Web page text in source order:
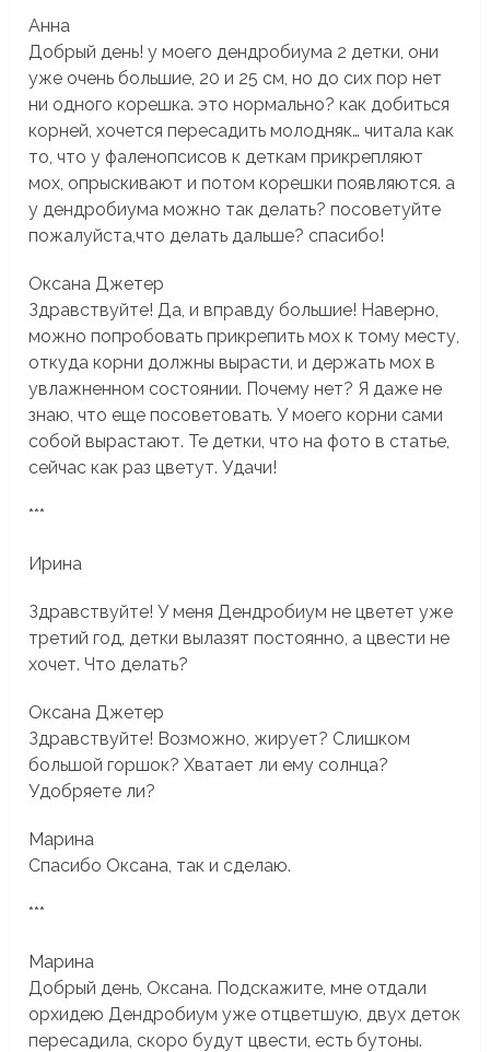
Анна
Добрый день! у моего дендробиума 2 детки, они
уже очень большие, 20 и 25 см, но до сих пор нет
ни одного корешка. это нормально? как добиться
корней, хочется пересадить молодняк… читала как
то, что у фаленопсисов к деткам прикрепляют
мох, опрыскивают и потом корешки появляются. а
у дендробиума можно так делать? посоветуйте
пожалуйста,что делать дальше? спасибо!
Оксана Джетер
Здравствуйте! Да, и вправду большие! Наверно,
можно попробовать прикрепить мох к тому месту,
откуда корни должны вырасти, и держать мох в
увлажненном состоянии. Почему нет? Я даже не
знаю, что еще посоветовать. У моего корни сами
собой вырастают. Те детки, что на фото в статье,
сейчас как раз цветут. Удачи!
***
Ирина
Здравствуйте! У меня Дендробиум не цветет уже
третий год, детки вылазят постоянно, а цвести не
хочет. Что делать?
Оксана Джетер
Здравствуйте! Возможно, жирует? Слишком
большой горшок? Хватает ли ему солнца?
Удобряете ли?
Марина
Спасибо Оксана, так и сделаю.
***
Марина
Добрый день, Оксана. Подскажите, мне отдали
орхидею Дендробиум уже отцветшую, двух деток
пересадила, скоро будут цвести, есть бутоны.